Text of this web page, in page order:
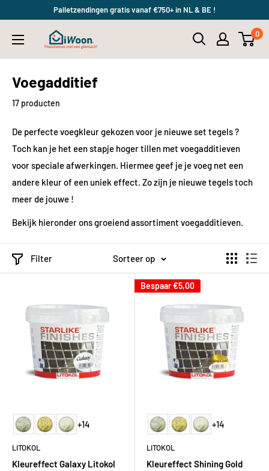
content
Palletzendingen gratis vanaf €750+ in NL & BE !
iWoon.nl 0
Voegadditief
17 producten
De perfecte voegkleur gekozen voor je nieuwe set tegels ?
Toch kan je het een stapje hoger tillen met voegadditieven
voor speciale afwerkingen. Hiermee geef je je voeg net een
andere kleur of een uniek effect. Zo zijn je nieuwe tegels toch
meer de jouwe !
Bekijk hieronder ons groeiend assortiment voegadditieven.
Filter Sorteer op
+14
LITOKOL
Kleureffect Galaxy Litokol
Bespaar€5,00
+14
LITOKOL
Kleureffect Shining Gold